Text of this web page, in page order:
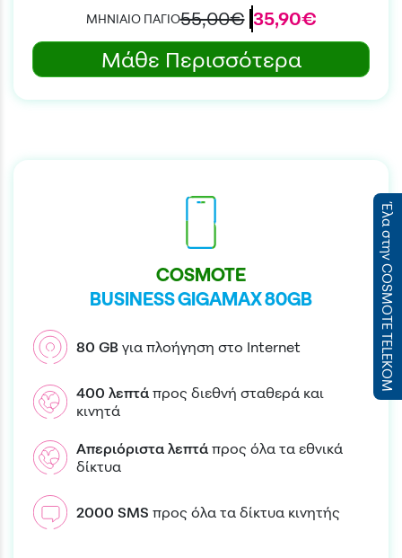
ΜΗΝΙΑΙΟ ΠΑΓΙΟ55,00€ 35,90€
Μάθε Περισσότερα
COSMOTE
BUSINESS GIGAMAX 80GB
80 GB για πλοήγηση στο Internet
400 λεπτά προς διεθνή σταθερά και
κινητά
Απεριόριστα λεπτά προς όλα τα εθνικά
δίκτυα
2000 SMS προς όλα τα δίκτυα κινητής
Έλα στην COSMOTE TELEKOM